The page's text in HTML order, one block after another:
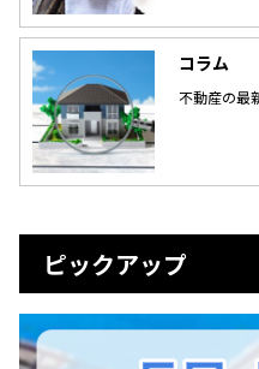
コラム
不動産の最
ピックアップ